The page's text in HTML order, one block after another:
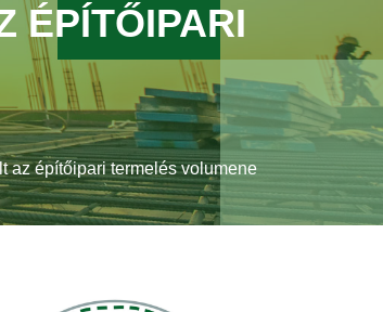
az építőipari termelés volumene
ÉPÍTŐIPARI